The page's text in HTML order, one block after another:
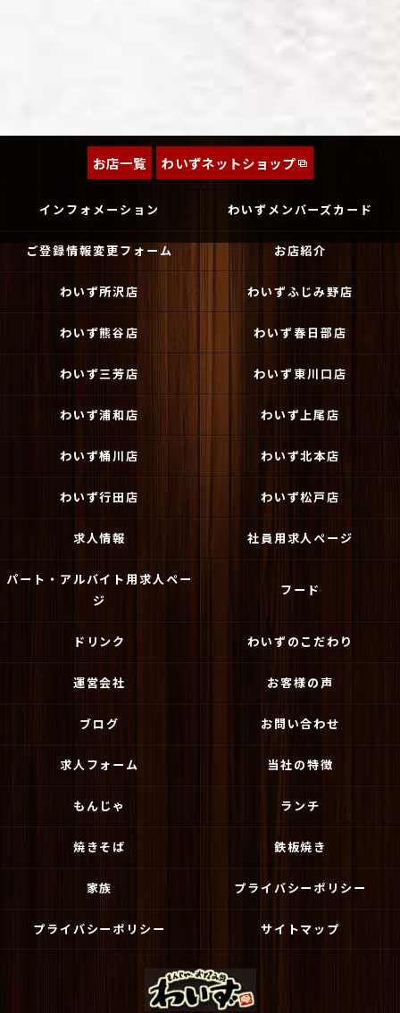
お店一覧 わいずネットショップ
インフォメーション わいずメンバーズカード
ご登録情報変更フォーム お店紹介
わいず所沢店 わいずふじみ野店
わいず熊谷店 わいず春日部店
わいず三芳店 わいず東川口店
わいず浦和店 わいず上尾店
わいず桶川店 わいず北本店
わいず行田店 わいず松戸店
求人情報 社員用求人ページ
パート・アルバイト用求人ペー
ジ
フード
ドリンク わいずのこだわり
運営会社 お客様の声
ブログ お問い合わせ
求人フォーム 当社の特徴
もんじゃ ランチ
焼きそば 鉄板焼き
家族 プライバシーポリシー
プライバシーポリシー サイトマップ